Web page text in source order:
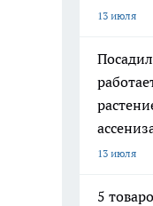
13 июля
13 июля
5